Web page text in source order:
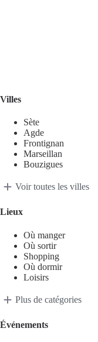
Villes
Sète
Agde
Frontignan
Marseillan
Bouzigues
Voir toutes les villes
Lieux
Où manger
Où sortir
Shopping
Où dormir
Loisirs
Plus de catégories
Événements